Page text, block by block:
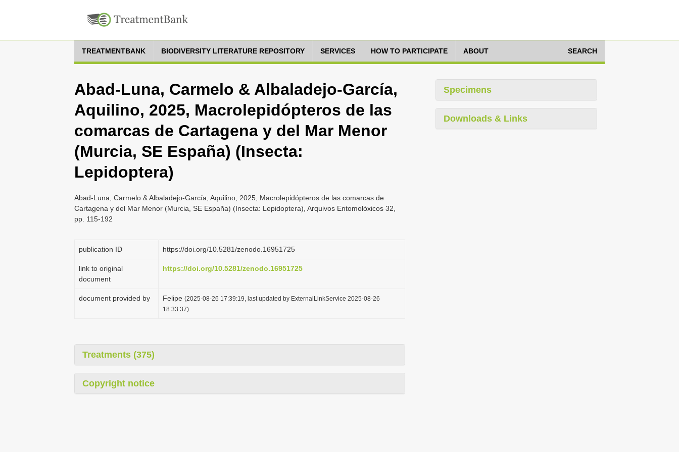
TREATMENTBANK BIODIVERSITY LITERATURE REPOSITORY SERVICES HOW TO PARTICIPATE ABOUT SEARCH
Abad-Luna, Carmelo & Albaladejo-García,
Aquilino, 2025, Macrolepidópteros de las
comarcas de Cartagena y del Mar Menor
(Murcia, SE España) (Insecta:
Lepidoptera)
Abad-Luna, Carmelo & Albaladejo-García, Aquilino, 2025, Macrolepidópteros de las comarcas de
Cartagena y del Mar Menor (Murcia, SE España) (Insecta: Lepidoptera), Arquivos Entomolóxicos 32,
pp. 115-192
publication ID https://doi.org/10.5281/zenodo.16951725
link to original
document
https://doi.org/10.5281/zenodo.16951725
document provided by Felipe (2025-08-26 17:39:19, last updated by ExternalLinkService 2025-08-26
18:33:37)
Treatments (375)
Copyright notice
Specimens
Downloads & Links